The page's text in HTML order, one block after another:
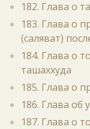
182. Глава о
183. Глава о
(саляват)
184. Глава о
ташаххуда
185. Глава о
186. Глава об
187. Глава о